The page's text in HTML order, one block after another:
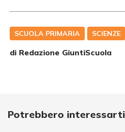
SCUOLA PRIMARIA SCIENZE
di Redazione GiuntiScuola
Potrebbero interessarti